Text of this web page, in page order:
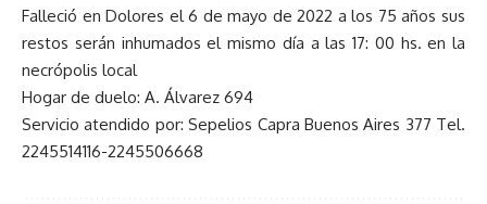
Falleció en Dolores el 6 de mayo de 2022 a los 75 años sus
restos serán inhumados el mismo día a las 17: 00 hs. en la
necrópolis local
Hogar de duelo: A. Álvarez 694
Servicio atendido por: Sepelios Capra Buenos Aires 377 Tel.
2245514116-2245506668